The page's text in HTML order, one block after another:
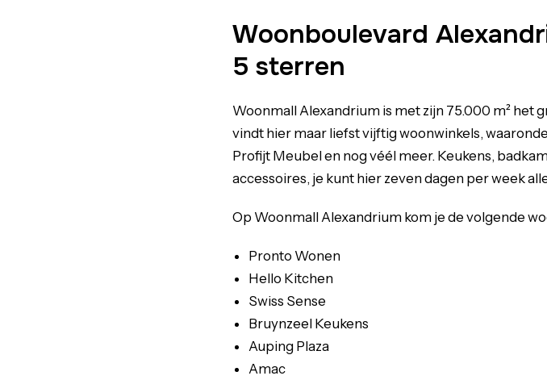
Woonboulevard
5 sterren
Woonmall Alexandrium is met zijn 75.000 m² het
vindt hier maar liefst vijftig woonwinkels,
Profijt Meubel en nog véél meer. Keukens,
accessoires, je kunt hier zeven dagen per week
Op Woonmall Alexandrium kom je de volgende
Pronto Wonen
Hello Kitchen
Swiss Sense
Bruynzeel Keukens
Auping Plaza
Amac